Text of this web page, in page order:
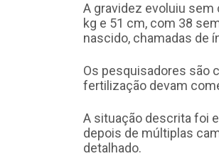
A gravidez evoluiu
kg e 51 cm, com 38
nascido, chamadas de
Os pesquisadores são
fertilização devam
A situação descrita foi
depois de múltiplas
detalhado.